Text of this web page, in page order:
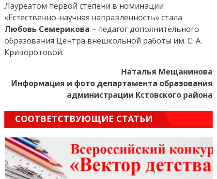
Лауреатом первой степени в номинации
«Естественно-научная направленность» стала
Любовь Семерикова – педагог дополнительного
образования Центра внешкольной работы им. С. А.
Криворотовой.
Наталья Мещанинова
Информация и фото департамента образования
администрации Кстовского района
СООТВЕТСТВУЮЩИЕ СТАТЬИ